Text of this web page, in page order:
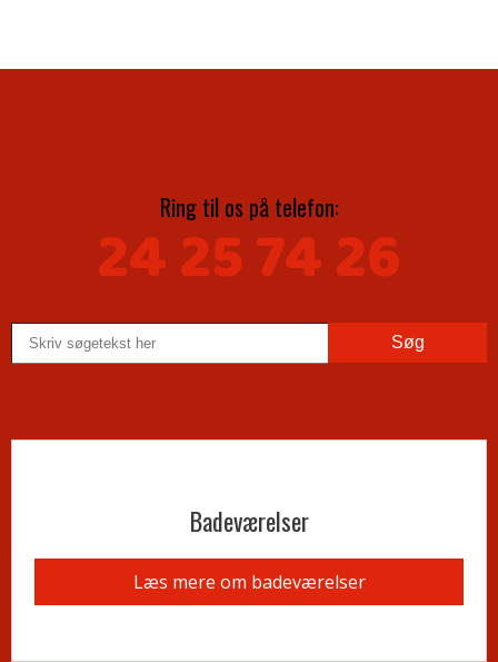
Ring til os på telefon​:
24 25 74 26
Badeværelser​
Læs mere om badeværelser